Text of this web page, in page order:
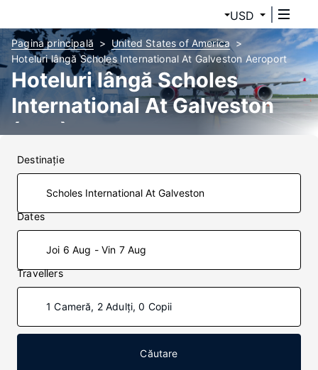
USD
Pagina principală
United States of America
Hoteluri lângă Scholes International At Galveston Aeroport
Hoteluri lângă Scholes
International At Galveston
(GLS)
Destinaţie
Dates
Joi 6 Aug - Vin 7 Aug
Travellers
1 Cameră, 2 Adulți, 0 Copii
Căutare